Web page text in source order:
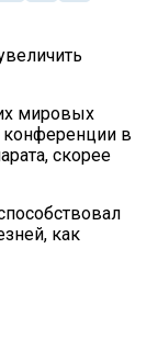
мировых
конференции в
скорее
как